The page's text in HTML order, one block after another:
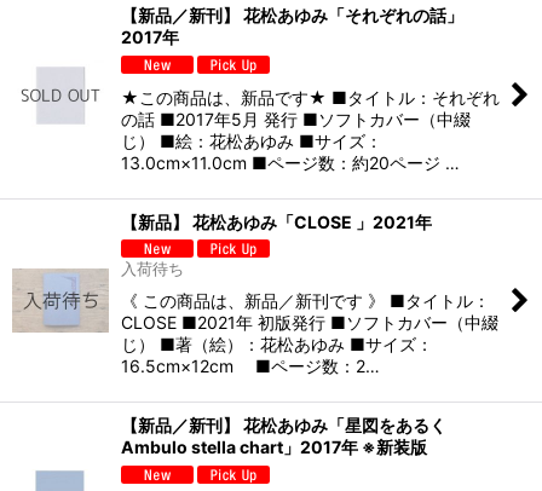
【新品／新刊】 花松あゆみ「それぞれの話」
2017年
★この商品は、新品です★ ■タイトル：それぞれ
の話 ■2017年5月 発行 ■ソフトカバー（中綴
じ） ■絵：花松あゆみ ■サイズ：
13.0cm×11.0cm ■ページ数：約20ページ …
【新品】 花松あゆみ「CLOSE 」2021年
入荷待ち
《 この商品は、新品／新刊です 》 ■タイトル：
CLOSE ■2021年 初版発行 ■ソフトカバー（中綴
じ） ■著（絵）：花松あゆみ ■サイズ：
16.5cm×12cm ■ページ数：2…
【新品／新刊】 花松あゆみ「星図をあるく
Ambulo stella chart」2017年 ※新装版